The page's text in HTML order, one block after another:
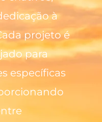
à
projeto é
para
específicas